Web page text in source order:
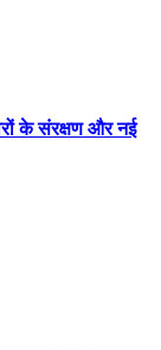
के संरक्षण और नई